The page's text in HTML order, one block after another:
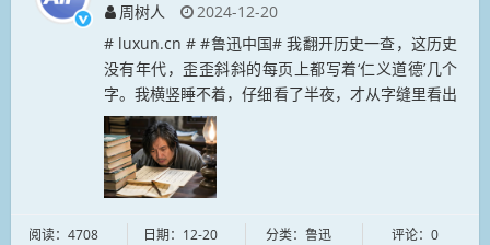
周树人
2024-12-20
# luxun.cn # #鲁迅中国# 我翻开历史一查，这历史
没有年代，歪歪斜斜的每页上都写着‘仁义道德’几个
字。我横竖睡不着，仔细看了半夜，才从字缝里看出
字来，满本都写着两个字是‘吃人’！...
阅读：4708 日期：12-20 分类：鲁迅 评论：0